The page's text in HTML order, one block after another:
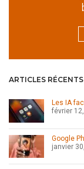
ARTICLES RÉCENTS
Les IA
février
Google
janvier